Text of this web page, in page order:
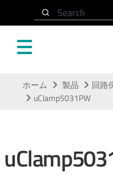
Search
ホーム 製品 回路
uClamp5031PW